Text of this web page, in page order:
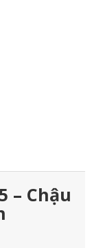
– Chậu